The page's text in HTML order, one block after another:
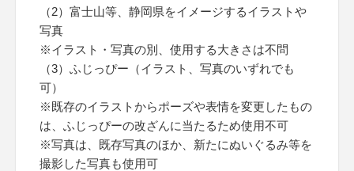
（2）富士山等、静岡県をイメージするイラストや
写真
※イラスト・写真の別、使用する大きさは不問
（3）ふじっぴー（イラスト、写真のいずれでも
可）
※既存のイラストからポーズや表情を変更したもの
は、ふじっぴーの改ざんに当たるため使用不可
※写真は、既存写真のほか、新たにぬいぐるみ等を
撮影した写真も使用可